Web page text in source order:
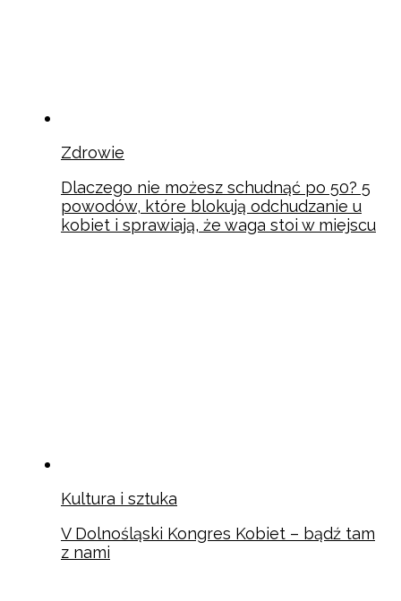
Zdrowie
Dlaczego nie możesz schudnąć po 50? 5
powodów, które blokują odchudzanie u
kobiet i sprawiają, że waga stoi w miejscu
Kultura i sztuka
V Dolnośląski Kongres Kobiet – bądź tam
z nami